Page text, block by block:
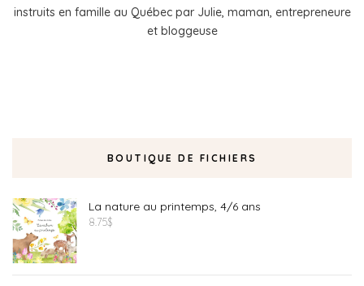
instruits en famille au Québec par Julie, maman, entrepreneure
et bloggeuse
BOUTIQUE DE FICHIERS
La nature au printemps, 4/6 ans
8.75$